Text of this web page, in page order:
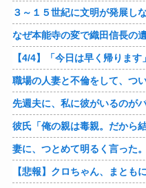
３～１５世紀に文明が発展し
なぜ本能寺の変で織田信長の
職場の人妻と不倫をして、つい
【悲報】クロちゃん、まとも